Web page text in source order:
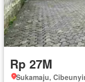
Rp 27M
Sukamaju,